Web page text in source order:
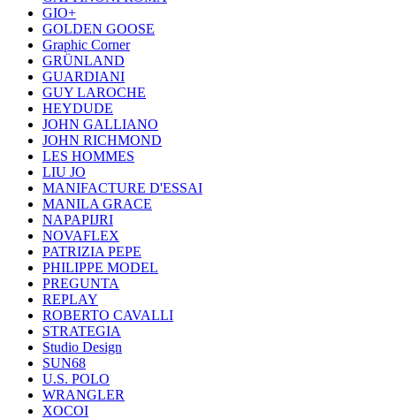
GIO+
GOLDEN GOOSE
Graphic Corner
GRÜNLAND
GUARDIANI
GUY LAROCHE
HEYDUDE
JOHN GALLIANO
JOHN RICHMOND
LES HOMMES
LIU JO
MANIFACTURE D'ESSAI
MANILA GRACE
NAPAPIJRI
NOVAFLEX
PATRIZIA PEPE
PHILIPPE MODEL
PREGUNTA
REPLAY
ROBERTO CAVALLI
STRATEGIA
Studio Design
SUN68
U.S. POLO
WRANGLER
XOCOI